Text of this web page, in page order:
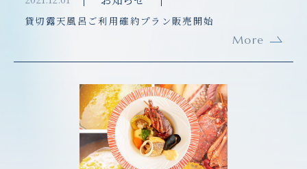
貸切露天風呂ご利用確約プラン販売開始
More